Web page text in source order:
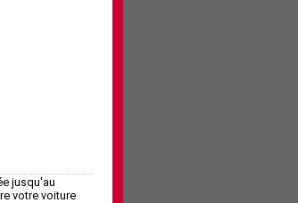
jusqu'au
votre voiture